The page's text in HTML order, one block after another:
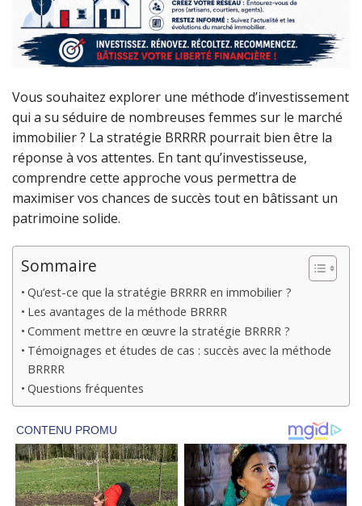
Vous souhaitez explorer une méthode d’investissement
qui a su séduire de nombreuses femmes sur le marché
immobilier ? La stratégie BRRRR pourrait bien être la
réponse à vos attentes. En tant qu’investisseuse,
comprendre cette approche vous permettra de
maximiser vos chances de succès tout en bâtissant un
patrimoine solide.
Sommaire
Qu’est-ce que la stratégie BRRRR en immobilier ?
Les avantages de la méthode BRRRR
Comment mettre en œuvre la stratégie BRRRR ?
Témoignages et études de cas : succès avec la méthode
BRRRR
Questions fréquentes